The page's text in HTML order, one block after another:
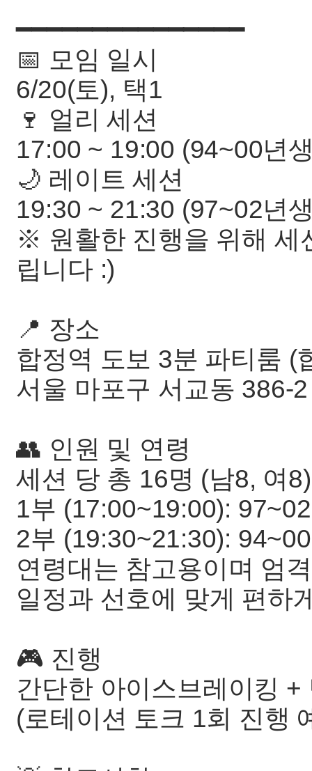
━━━━━━━━━━━━━━━
📅 모임 일시
6/20(토), 택1
🍷 얼리 세션
17:00 ~ 19:00 (94~00년
🌙 레이트 세션
19:30 ~ 21:30 (97~02년
※ 원활한 진행을 위해 세
립니다 :)
📍 장소
합정역 도보 3분 파티룸 (
서울 마포구 서교동 386-
👥 인원 및 연령
세션 당 총 16명 (남8, 여8)
1부 (17:00~19:00):
2부 (19:30~21:30):
연령대는 참고용이며 엄
일정과 선호에 맞게 편하
🎮 진행
간단한 아이스브레이킹
(로테이션 토크 1회 진행